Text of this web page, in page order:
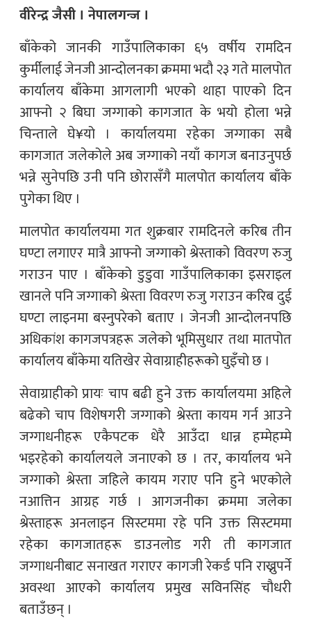
वीरेन्द्र जैसी । नेपालगन्ज ।
बाँकेको जानकी गाउँपालिकाका ६५ वर्षीय रामदिन
कुर्मीलाई जेनजी आन्दोलनका क्रममा भदौ २३ गते मालपोत
कार्यालय बाँकेमा आगलागी भएको थाहा पाएको दिन
आफ्नो २ बिघा जग्गाको कागजात के भयो होला भन्ने
चिन्ताले घे¥यो । कार्यालयमा रहेका जग्गाका सबै
कागजात जलेकोले अब जग्गाको नयाँ कागज बनाउनुपर्छ
भन्ने सुनेपछि उनी पनि छोरासँगै मालपोत कार्यालय बाँके
पुगेका थिए ।
मालपोत कार्यालयमा गत शुक्रबार रामदिनले करिब तीन
घण्टा लगाएर मात्रै आफ्नो जग्गाको श्रेस्ताको विवरण रुजु
गराउन पाए । बाँकेको डुडुवा गाउँपालिकाका इसराइल
खानले पनि जग्गाको श्रेस्ता विवरण रुजु गराउन करिब दुई
घण्टा लाइनमा बस्नुपरेको बताए । जेनजी आन्दोलनपछि
अधिकांश कागजपत्रहरू जलेको भूमिसुधार तथा मातपोत
कार्यालय बाँकेमा यतिखेर सेवाग्राहीहरूको घुइँचो छ ।
सेवाग्राहीको प्रायः चाप बढी हुने उक्त कार्यालयमा अहिले
बढेको चाप विशेषगरी जग्गाको श्रेस्ता कायम गर्न आउने
जग्गाधनीहरू एकैपटक धेरै आउँदा धान्न हम्मेहम्मे
भइरहेको कार्यालयले जनाएको छ । तर, कार्यालय भने
जग्गाको श्रेस्ता जहिले कायम गराए पनि हुने भएकोले
नआत्तिन आग्रह गर्छ । आगजनीका क्रममा जलेका
श्रेस्ताहरू अनलाइन सिस्टममा रहे पनि उक्त सिस्टममा
रहेका कागजातहरू डाउनलोड गरी ती कागजात
जग्गाधनीबाट सनाखत गराएर कागजी रेकर्ड पनि राख्नुपर्ने
अवस्था आएको कार्यालय प्रमुख सविनसिंह चौधरी
बताउँछन् ।